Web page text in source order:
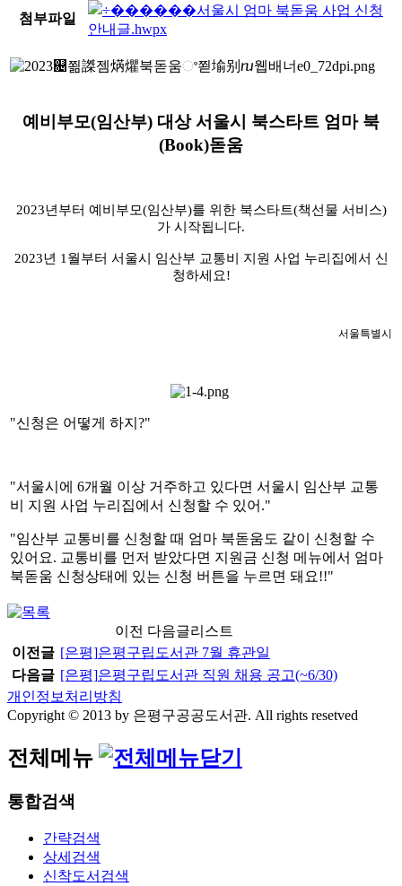
첨부파일
서울시 엄마 북돋움 사업 신청
안내글.hwpx
예비부모(임산부) 대상 서울시 북스타트 엄마 북
(Book)돋움
2023년부터 예비부모(임산부)를 위한 북스타트(책선물 서비스)
가 시작됩니다.
2023년 1월부터 서울시 임산부 교통비 지원 사업 누리집에서 신
청하세요!
서울특별시
"신청은 어떻게 하지?"
"서울시에 6개월 이상 거주하고 있다면 서울시 임산부 교통
비 지원 사업 누리집에서 신청할 수 있어."
"임산부 교통비를 신청할 때 엄마 북돋움도 같이 신청할 수
있어요. 교통비를 먼저 받았다면 지원금 신청 메뉴에서 엄마
북돋움 신청상태에 있는 신청 버튼을 누르면 돼요!!"
이전 다음글리스트
이전글 [은평]은평구립도서관 7월 휴관일
다음글 [은평]은평구립도서관 직원 채용 공고(~6/30)
개인정보처리방침
Copyright © 2013 by 은평구공공도서관. All rights resetved
전체메뉴
통합검색
간략검색
상세검색
신착도서검색